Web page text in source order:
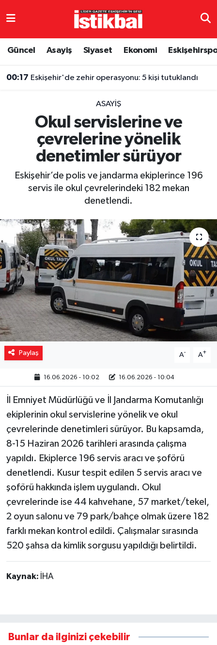
Güncel Asayiş Siyaset Ekonomi
00:17 Eskişehir'de zehir operasyonu: 5 kişi tutuklandı
ASAYIŞ
Okul servislerine ve
çevrelerine yönelik
denetimler sürüyor
Eskişehir’de polis ve jandarma ekiplerince 196
servis ile okul çevrelerindeki 182 mekan
denetlendi.
Paylaş A- A+
16.06.2026 - 10:02 16.06.2026 - 10:04
İl Emniyet Müdürlüğü ve İl Jandarma Komutanlığı
ekiplerinin okul servislerine yönelik ve okul
çevrelerinde denetimleri sürüyor. Bu kapsamda,
8-15 Haziran 2026 tarihleri arasında çalışma
yapıldı. Ekiplerce 196 servis aracı ve şoförü
denetlendi. Kusur tespit edilen 5 servis aracı ve
şoförü hakkında işlem uygulandı. Okul
çevrelerinde ise 44 kahvehane, 57 market/tekel,
2 oyun salonu ve 79 park/bahçe olmak üzere 182
farklı mekan kontrol edildi. Çalışmalar sırasında
520 şahsa da kimlik sorgusu yapıldığı belirtildi.
Kaynak: İHA
Bunlar da ilginizi çekebilir
Eskişehirspor
Spor
Eğitim
Ekonomi
Yaşam
Resmi ilanlar
Eskişehir Nöbetçi Eczaneler
TFF 3.Lig 4.Grup Puan Durumu ve Fikstür
Tüm Manşetler
Son Dakika Haberleri